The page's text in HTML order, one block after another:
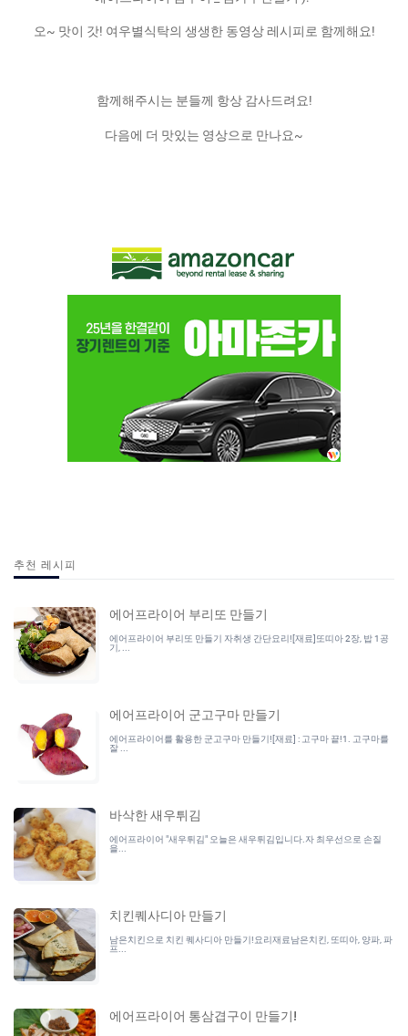
오~ 맛이 갓! 여우별식탁의 생생한 동영상 레시피로 함께해요!
함께해주시는 분들께 항상 감사드려요!
다음에 더 맛있는 영상으로 만나요~
추천 레시피
에어프라이어 부리또 만들기
에어프라이어 부리또 만들기 자취생 간단요리![재료]또띠아 2장, 밥 1공
기, ...
에어프라이어 군고구마 만들기
에어프라이어를 활용한 군고구마 만들기![재료] : 고구마 끝!1. 고구마를
잘 ...
바삭한 새우튀김
에어프라이어 "새우튀김" 오늘은 새우튀김입니다.자 최우선으로 손질
을...
치킨퀘사디아 만들기
남은치킨으로 치킨 퀘사디아 만들기!요리재료남은치킨, 또띠아, 양파, 파
프...
에어프라이어 통삼겹구이 만들기!